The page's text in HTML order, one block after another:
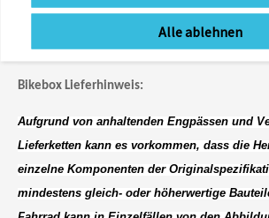
** Beispielbild: Abbildung ähnlich / kann
Sonderausstattung enthalten.
Bikebox Lieferhinweis:
Aufgrund von anhaltenden Engpässen und
Lieferketten kann es vorkommen, dass die
einzelne Komponenten der
mindestens gleich- oder höherwertige
Alle ablehnen